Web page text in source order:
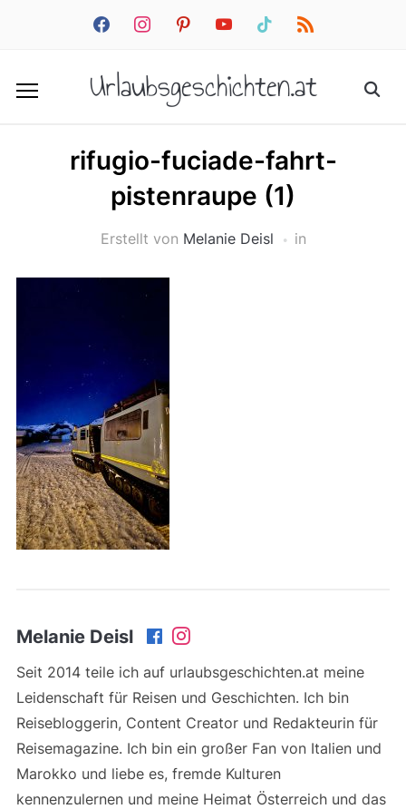
facebookinstagrampinterestyoutube tiktok rss
Urlaubsgeschichten.at
rifugio-fuciade-fahrt-
pistenraupe (1)
Erstellt von Melanie Deisl in
Melanie Deisl
Seit 2014 teile ich auf urlaubsgeschichten.at meine
Leidenschaft für Reisen und Geschichten. Ich bin
Reisebloggerin, Content Creator und Redakteurin für
Reisemagazine. Ich bin ein großer Fan von Italien und
Marokko und liebe es, fremde Kulturen
kennenzulernen und meine Heimat Österreich und das